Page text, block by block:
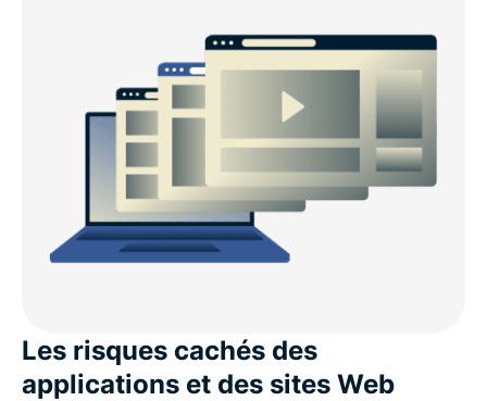
Les risques cachés des
applications et des sites Web